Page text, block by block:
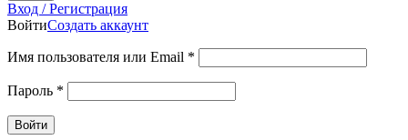
Вход / Регистрация
ВойтиСоздать аккаунт
Имя пользователя или Email *
Пароль *
Войти